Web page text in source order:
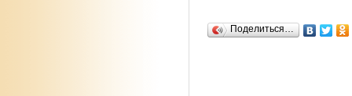
Поделиться…